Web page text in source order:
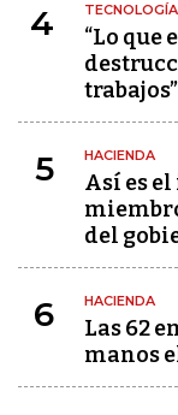
4 TECNOLOGÍA
“Lo que
trabajos”
5 HACIENDA
Así es
del
6 HACIENDA
Las 62
manos